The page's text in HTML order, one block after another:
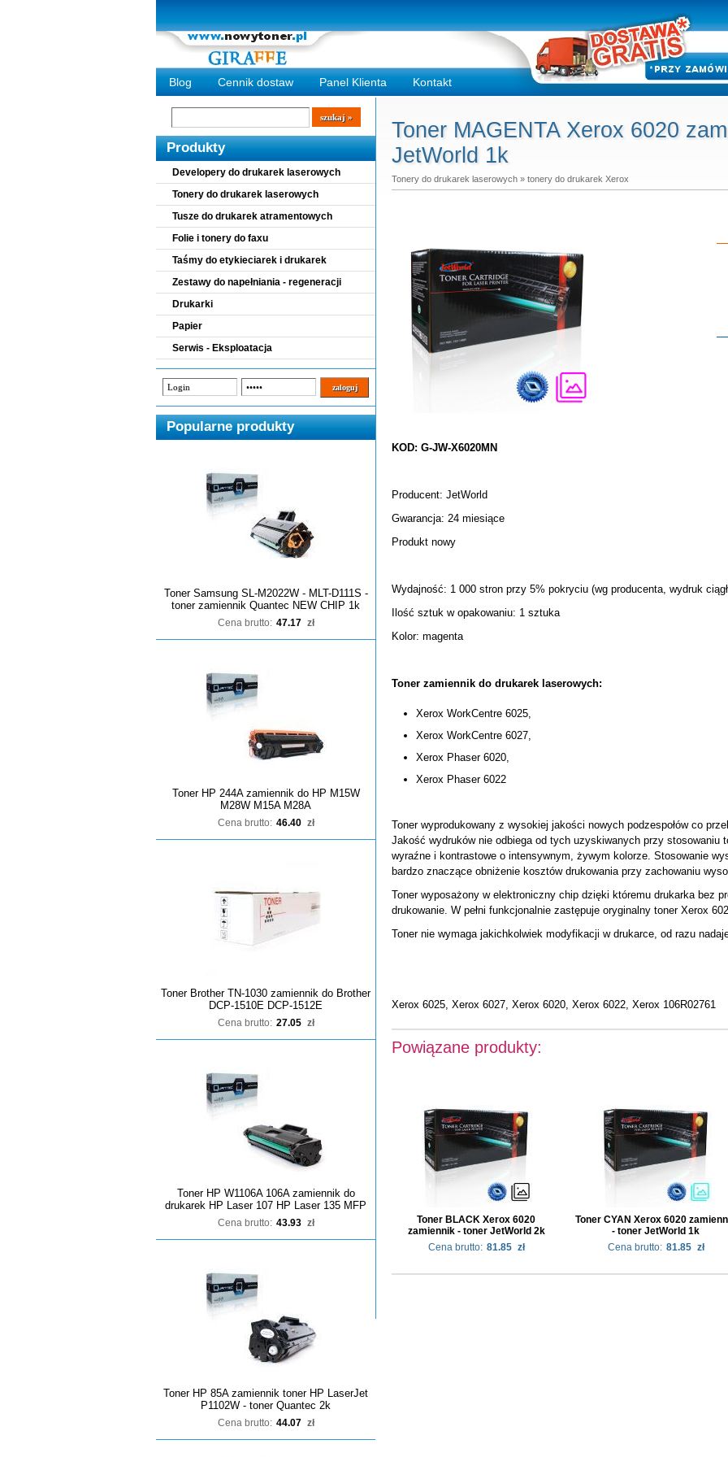
Blog Cennik dostaw Panel Klienta Kontakt
Wyszukiwarka
szukaj
Produkty
Developery do drukarek laserowych
Tonery do drukarek laserowych
Tusze do drukarek atramentowych
Folie i tonery do faxu
Taśmy do etykieciarek i drukarek
Zestawy do napełniania - regeneracji
Drukarki
Papier
Serwis - Eksploatacja
Popularne produkty
Toner Samsung SL-M2022W - MLT-D111S -
toner zamiennik Quantec NEW CHIP 1k
Cena brutto: 47.17 zł
Toner HP 244A zamiennik do HP M15W
M28W M15A M28A
Cena brutto: 46.40 zł
Toner Brother TN-1030 zamiennik do Brother
DCP-1510E DCP-1512E
Cena brutto: 27.05 zł
Toner HP W1106A 106A zamiennik do
drukarek HP Laser 107 HP Laser 135 MFP
Cena brutto: 43.93 zł
Toner HP 85A zamiennik toner HP LaserJet
P1102W - toner Quantec 2k
Cena brutto: 44.07 zł
Toner MAGENTA Xerox 6020
JetWorld 1k
Tonery do drukarek laserowych » tonery do drukarek Xerox
KOD: G-JW-X6020MN
Producent: JetWorld
Gwarancja: 24 miesiące
Produkt nowy
Wydajność: 1 000 stron przy 5% pokryciu (wg producenta, wydruk
Ilość sztuk w opakowaniu: 1 sztuka
Kolor: magenta
Toner zamiennik do drukarek laserowych:
Xerox WorkCentre 6025,
Xerox WorkCentre 6027,
Xerox Phaser 6020,
Xerox Phaser 6022
Toner wyprodukowany z wysokiej jakości nowych podzespołów co
Jakość wydruków nie odbiega od tych uzyskiwanych przy stosowaniu
wyraźne i kontrastowe o intensywnym, żywym kolorze. Stosowanie
bardzo znaczące obniżenie kosztów drukowania przy zachowaniu
Toner wyposażony w elektroniczny chip dzięki któremu drukarka bez
drukowanie. W pełni funkcjonalnie zastępuje oryginalny toner Xerox
Toner nie wymaga jakichkolwiek modyfikacji w drukarce, od razu
Xerox 6025, Xerox 6027, Xerox 6020, Xerox 6022, Xerox 106R02761
Powiązane produkty:
Toner BLACK Xerox 6020
zamiennik - toner JetWorld 2k
Cena brutto: 81.85 zł
Toner CYAN Xerox 6020
- toner JetWorld 1k
Cena brutto: 81.85 zł